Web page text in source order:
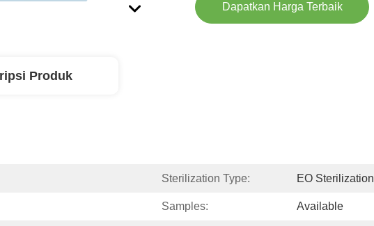
Dapatkan Harga Terbaik
Produk
Sterilization Type: EO Sterilization
Samples: Available